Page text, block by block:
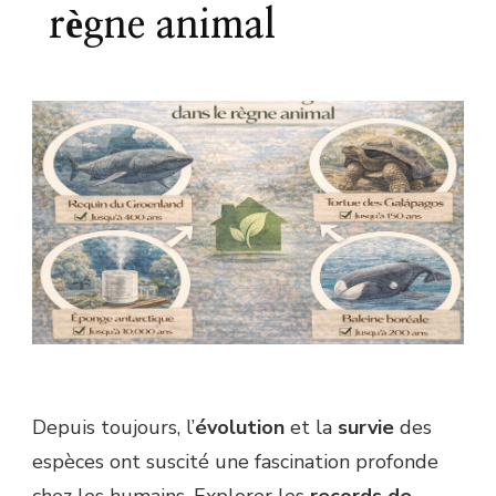
règne animal
Depuis toujours, l’évolution et la survie des
espèces ont suscité une fascination profonde